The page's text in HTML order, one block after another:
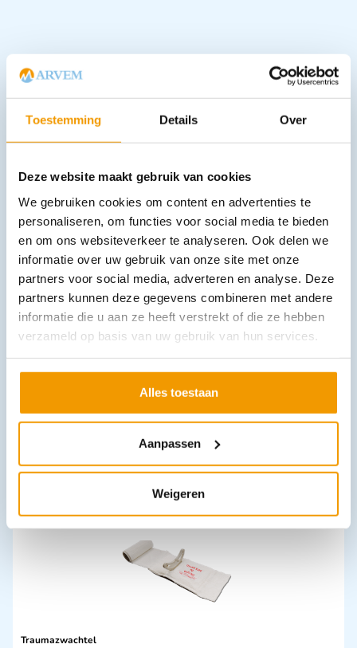
Toestemming Details Over
Deze website maakt gebruik van cookies
We gebruiken cookies om content en advertenties te
personaliseren, om functies voor social media te bieden
en om ons websiteverkeer te analyseren. Ook delen we
informatie over uw gebruik van onze site met onze
partners voor social media, adverteren en analyse. Deze
partners kunnen deze gegevens combineren met andere
informatie die u aan ze heeft verstrekt of die ze hebben
verzameld op basis van uw gebruik van hun services.
Alles toestaan
Aanpassen
Weigeren
Downloads
Andere producten in deze
categorie:
SpeedBlocks Starter Pack basis Blocks
139 excl. btw
In winkelwagen
Leverbaar
Traumazwachtel